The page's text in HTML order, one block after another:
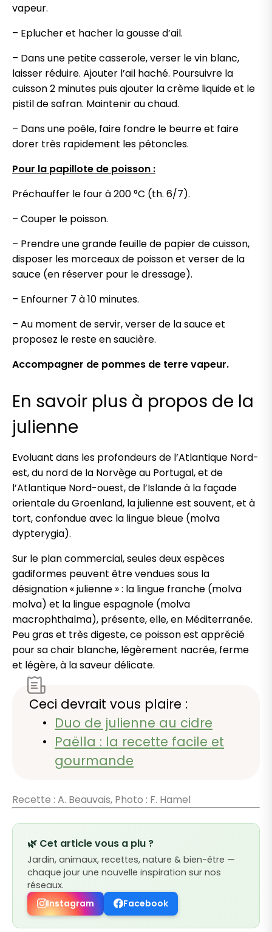
vapeur.
– Eplucher et hacher la gousse d’ail.
– Dans une petite casserole, verser le vin blanc,
laisser réduire. Ajouter l’ail haché. Poursuivre la
cuisson 2 minutes puis ajouter la crème liquide et le
pistil de safran. Maintenir au chaud.
– Dans une poêle, faire fondre le beurre et faire
dorer très rapidement les pétoncles.
Pour la papillote de poisson :
Préchauffer le four à 200 °C (th. 6/7).
– Couper le poisson.
– Prendre une grande feuille de papier de cuisson,
disposer les morceaux de poisson et verser de la
sauce (en réserver pour le dressage).
– Enfourner 7 à 10 minutes.
– Au moment de servir, verser de la sauce et
proposez le reste en saucière.
Accompagner de pommes de terre vapeur.
En savoir plus à propos de la
julienne
Evoluant dans les profondeurs de l’Atlantique Nord-
est, du nord de la Norvège au Portugal, et de
l’Atlantique Nord-ouest, de l’Islande à la façade
orientale du Groenland, la julienne est souvent, et à
tort, confondue avec la lingue bleue (molva
dypterygia).
Sur le plan commercial, seules deux espèces
gadiformes peuvent être vendues sous la
désignation « julienne » : la lingue franche (molva
molva) et la lingue espagnole (molva
macrophthalma), présente, elle, en Méditerranée.
Peu gras et très digeste, ce poisson est apprécié
pour sa chair blanche, légèrement nacrée, ferme
et légère, à la saveur délicate.
Ceci devrait vous plaire :
Duo de julienne au cidre
Paëlla : la recette facile et
gourmande
Recette : A. Beauvais, Photo : F. Hamel
🌿 Cet article vous a plu ?
Jardin, animaux, recettes, nature & bien-être —
chaque jour une nouvelle inspiration sur nos
réseaux.
Instagram
Facebook